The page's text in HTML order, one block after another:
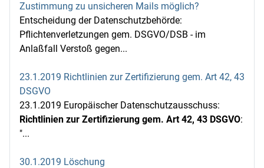
Zustimmung zu unsicheren Mails möglich?
Entscheidung der Datenschutzbehörde:
Pflichtenverletzungen gem. DSGVO/DSB - im
Anlaßfall Verstoß gegen...
23.1.2019 Richtlinien zur Zertifizierung gem. Art 42, 43
DSGVO
23.1.2019 Europäischer Datenschutzausschuss:
Richtlinien zur Zertifizierung gem. Art 42, 43 DSGVO:
"...
30.1.2019 Löschung